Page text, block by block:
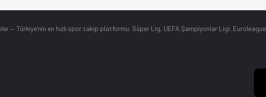
— Türkiye’nin en hızlı spor takip platformu. Süper Lig, UEFA Şampiyonlar Ligi,